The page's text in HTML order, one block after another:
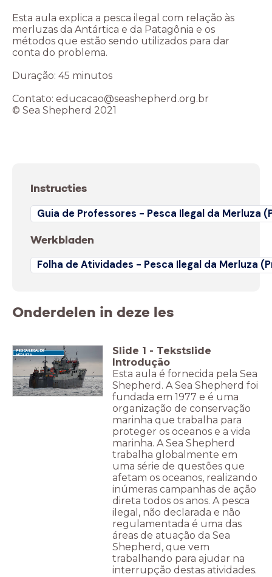
Esta aula explica a pesca ilegal com relação às
merluzas da Antártica e da Patagônia e os
métodos que estão sendo utilizados para dar
conta do problema.
Duração: 45 minutos
Contato: educacao@seashepherd.org.br
© Sea Shepherd 2021
Instructies
Guia de Professores - Pesca Ilegal da Merluza
Werkbladen
Folha de Atividades - Pesca Ilegal da Merluza
Onderdelen in deze les
PESCA ILEGAL DE
MERLUZA
Slide 1 - Tekstslide
Introdução
Esta aula é fornecida pela Sea
Shepherd. A Sea Shepherd foi
fundada em 1977 e é uma
organização de conservação
marinha que trabalha para
proteger os oceanos e a vida
marinha. A Sea Shepherd
trabalha globalmente em
uma série de questões que
afetam os oceanos, realizando
inúmeras campanhas de ação
direta todos os anos. A pesca
ilegal, não declarada e não
regulamentada é uma das
áreas de atuação da Sea
Shepherd, que vem
trabalhando para ajudar na
interrupção destas atividades.